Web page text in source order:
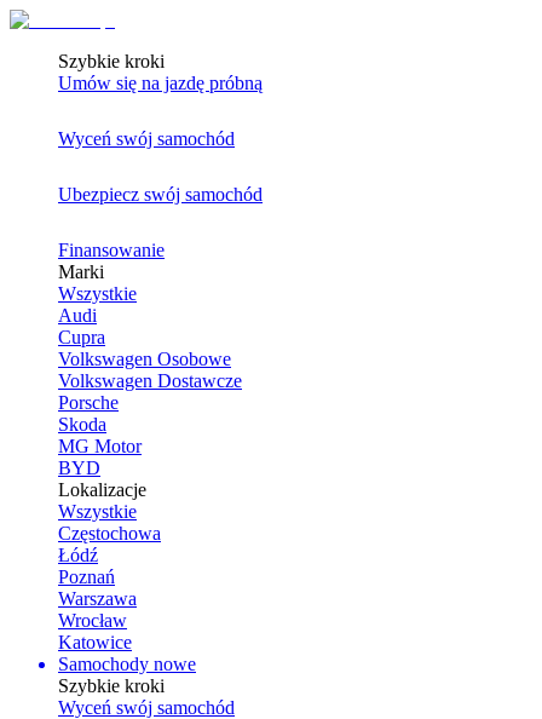
Szybkie kroki
Umów się na jazdę próbną
Wyceń swój samochód
Ubezpiecz swój samochód
Finansowanie
Marki
Wszystkie
Audi
Cupra
Volkswagen Osobowe
Volkswagen Dostawcze
Porsche
Skoda
MG Motor
BYD
Lokalizacje
Wszystkie
Częstochowa
Łódź
Poznań
Warszawa
Wrocław
Katowice
Samochody nowe
Szybkie kroki
Wyceń swój samochód